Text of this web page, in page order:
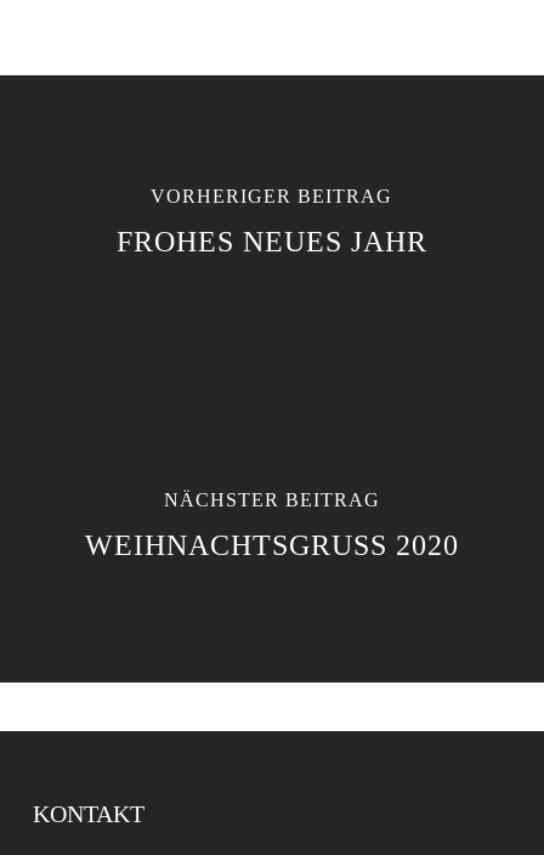
VORHERIGER BEITRAG
FROHES NEUES JAHR
NÄCHSTER BEITRAG
WEIHNACHTSGRUSS 2020
KONTAKT